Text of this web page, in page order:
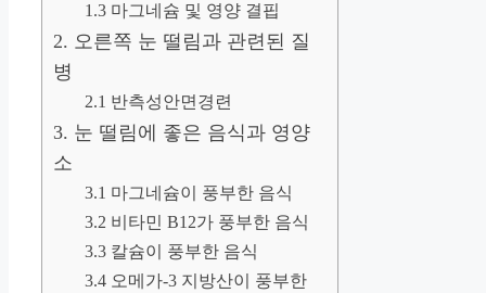
1.3 마그네슘 및 영양 결핍
2. 오른쪽 눈 떨림과 관련된 질
병
2.1 반측성안면경련
3. 눈 떨림에 좋은 음식과 영양
소
3.1 마그네슘이 풍부한 음식
3.2 비타민 B12가 풍부한 음식
3.3 칼슘이 풍부한 음식
3.4 오메가-3 지방산이 풍부한